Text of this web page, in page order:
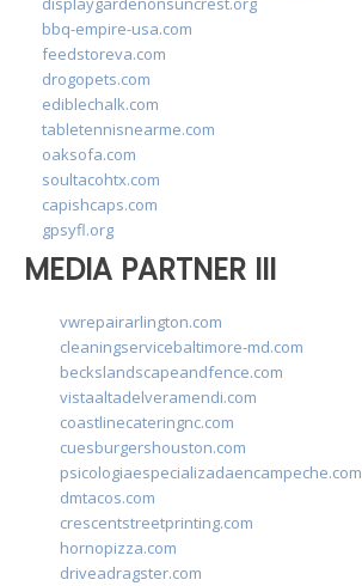
bbq-empire-usa.com
feedstoreva.com
drogopets.com
ediblechalk.com
tabletennisnearme.com
oaksofa.com
soultacohtx.com
capishcaps.com
gpsyfl.org
MEDIA PARTNER III
vwrepairarlington.com
cleaningservicebaltimore-md.com
beckslandscapeandfence.com
vistaaltadelveramendi.com
coastlinecateringnc.com
cuesburgershouston.com
psicologiaespecializadaencampeche.com
dmtacos.com
crescentstreetprinting.com
hornopizza.com
driveadragster.com